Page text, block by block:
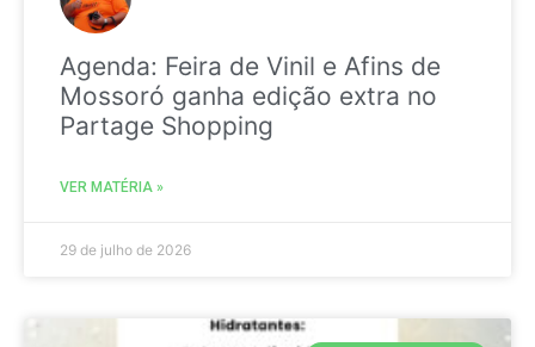
Agenda: Feira de Vinil e Afins de
Mossoró ganha edição extra no
Partage Shopping
VER MATÉRIA »
29 de julho de 2026